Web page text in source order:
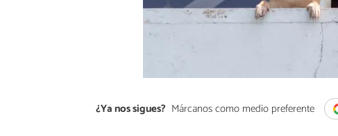
¿Ya nos sigues? Márcanos como medio preferente